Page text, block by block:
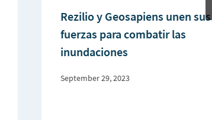
Rezilio y Geosapiens unen sus
fuerzas para combatir las
inundaciones
September 29, 2023